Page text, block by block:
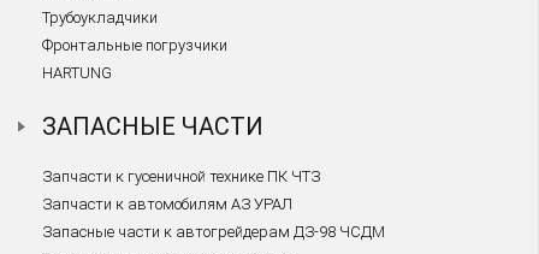
Трубоукладчики
Фронтальные погрузчики
HARTUNG
ЗАПАСНЫЕ ЧАСТИ
Запчасти к гусеничной технике ПК ЧТЗ
Запчасти к автомобилям АЗ УРАЛ
Запасные части к автогрейдерам ДЗ-98 ЧСДМ